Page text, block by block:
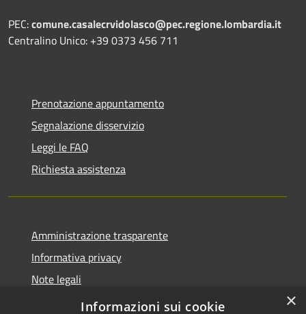
PEC:comune.casalecrvidolasco@pec.regione.lombardia.it
Centralino Unico: +39 0373 456 711
Prenotazione appuntamento
Segnalazione disservizio
Leggi le FAQ
Richiesta assistenza
Amministrazione trasparente
Informativa privacy
Note legali
Dichiarazione di accessibilità
×
Informazioni sui cookie